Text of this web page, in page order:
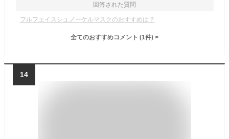
回答された質問
フルフェイスシュノーケルマスクのおすすめは？
全てのおすすめコメント (1件) >
14